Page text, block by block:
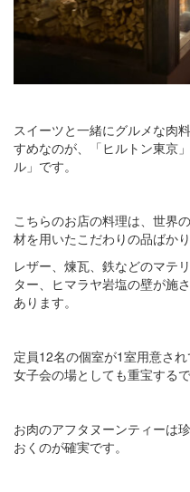
スイーツと一緒にグルメな肉
すめなのが、「ヒルトン東京
ル」です。
こちらのお店の料理は、世界
材を用いたこだわりの品ばかり
レザー、煉瓦、鉄などのマテ
ター、ヒマラヤ岩塩の壁が施
あります。
定員12名の個室が1室用意さ
女子会の場としても重宝するで
お肉のアフタヌーンティーは
おくのが確実です。